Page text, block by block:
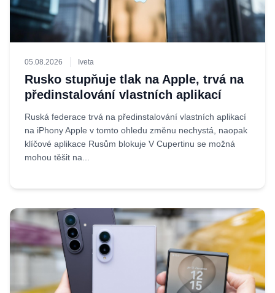
05.08.2026 Iveta
Rusko stupňuje tlak na Apple, trvá na
předinstalování vlastních aplikací
Ruská federace trvá na předinstalování vlastních aplikací
na iPhony Apple v tomto ohledu změnu nechystá, naopak
klíčové aplikace Rusům blokuje V Cupertinu se možná
mohou těšit na...